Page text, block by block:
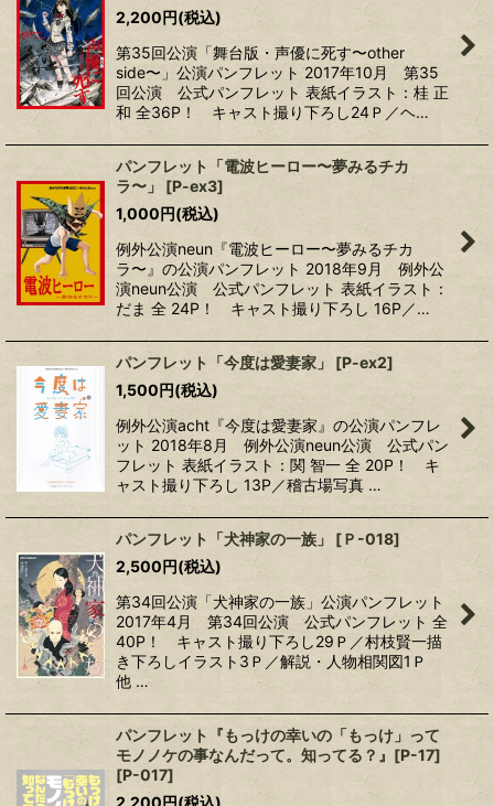
2,200円(税込)
第35回公演「舞台版・声優に死す〜other
side〜」公演パンフレット 2017年10月 第35
回公演 公式パンフレット 表紙イラスト：桂 正
和 全36P！ キャスト撮り下ろし24Ｐ／ヘ…
パンフレット「電波ヒーロー〜夢みるチカ
ラ〜」
[P-ex3]
1,000円(税込)
例外公演neun『電波ヒーロー〜夢みるチカ
ラ〜』の公演パンフレット 2018年9月 例外公
演neun公演 公式パンフレット 表紙イラスト：
だま 全 24P！ キャスト撮り下ろし 16P／…
パンフレット「今度は愛妻家」 [P-ex2]
1,500円(税込)
例外公演acht『今度は愛妻家』の公演パンフレ
ット 2018年8月 例外公演neun公演 公式パン
フレット 表紙イラスト：関 智一 全 20P！ キ
ャスト撮り下ろし 13P／稽古場写真 …
パンフレット「犬神家の一族」 [Ｐ-018]
2,500円(税込)
第34回公演「犬神家の一族」公演パンフレット
2017年4月 第34回公演 公式パンフレット 全
40P！ キャスト撮り下ろし29Ｐ／村枝賢一描
き下ろしイラスト3Ｐ／解説・人物相関図1Ｐ
他 …
パンフレット『もっけの幸いの「もっけ」って
モノノケの事なんだって。知ってる？』[P-17]
[P-017]
2,200円(税込)